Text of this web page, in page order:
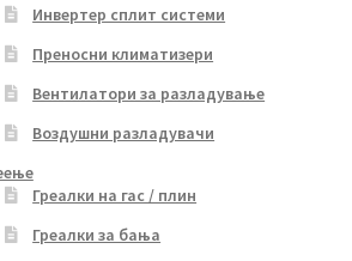
Инвертер сплит системи
Преносни климатизери
Вентилатори за разладување
Воздушни разладувачи
Греалки на гас / плин
Греалки за бања